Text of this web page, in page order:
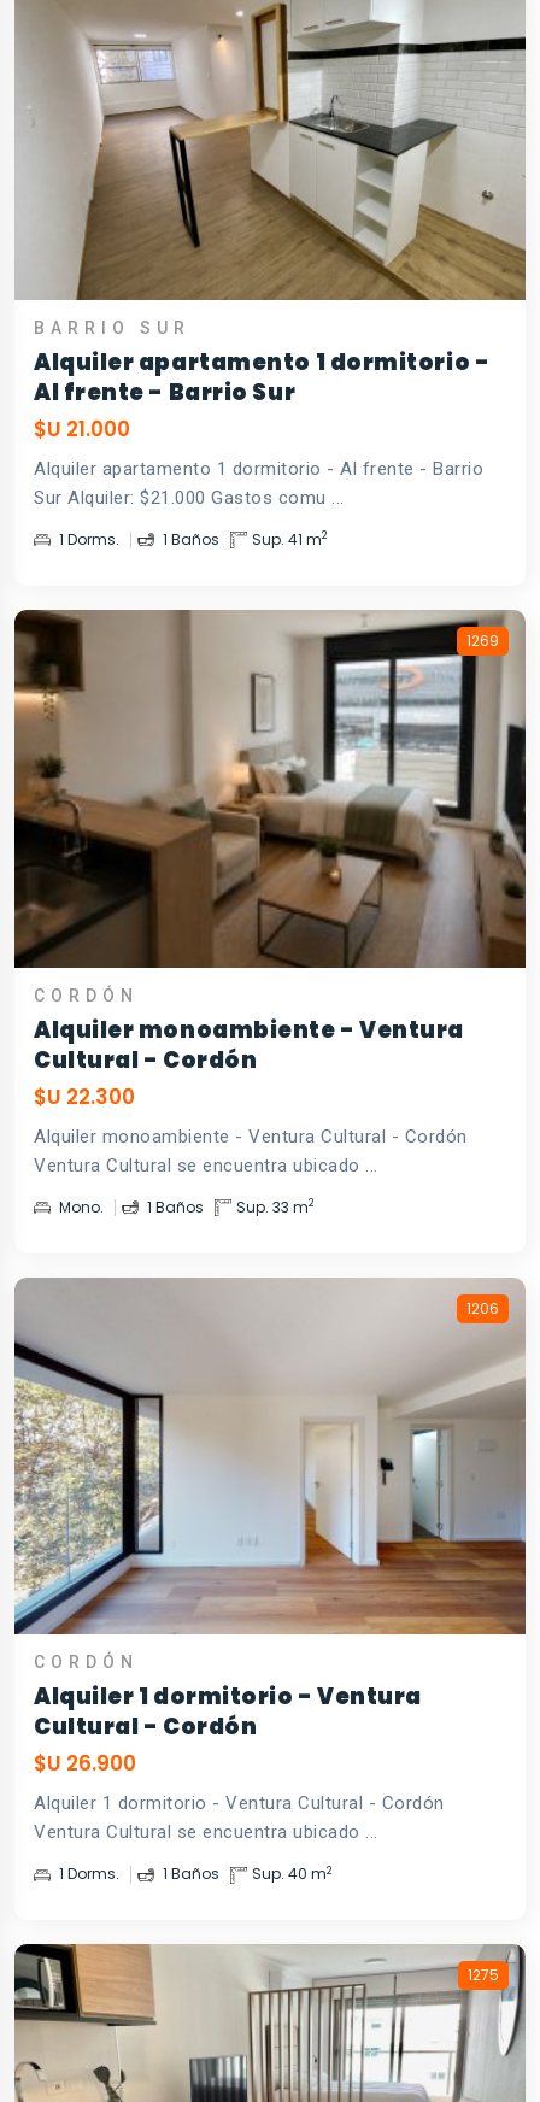
BARRIO SUR
Alquiler apartamento 1 dormitorio -
Al frente - Barrio Sur
$U 21.000
Alquiler apartamento 1 dormitorio - Al frente - Barrio
Sur Alquiler: $21.000 Gastos comu ...
1 Dorms. 1 Baños Sup. 41 m2
1269
CORDÓN
Alquiler monoambiente - Ventura
Cultural - Cordón
$U 22.300
Alquiler monoambiente - Ventura Cultural - Cordón
Ventura Cultural se encuentra ubicado ...
Mono. 1 Baños Sup. 33 m2
1206
CORDÓN
Alquiler 1 dormitorio - Ventura
Cultural - Cordón
$U 26.900
Alquiler 1 dormitorio - Ventura Cultural - Cordón
Ventura Cultural se encuentra ubicado ...
1 Dorms. 1 Baños Sup. 40 m2
1275